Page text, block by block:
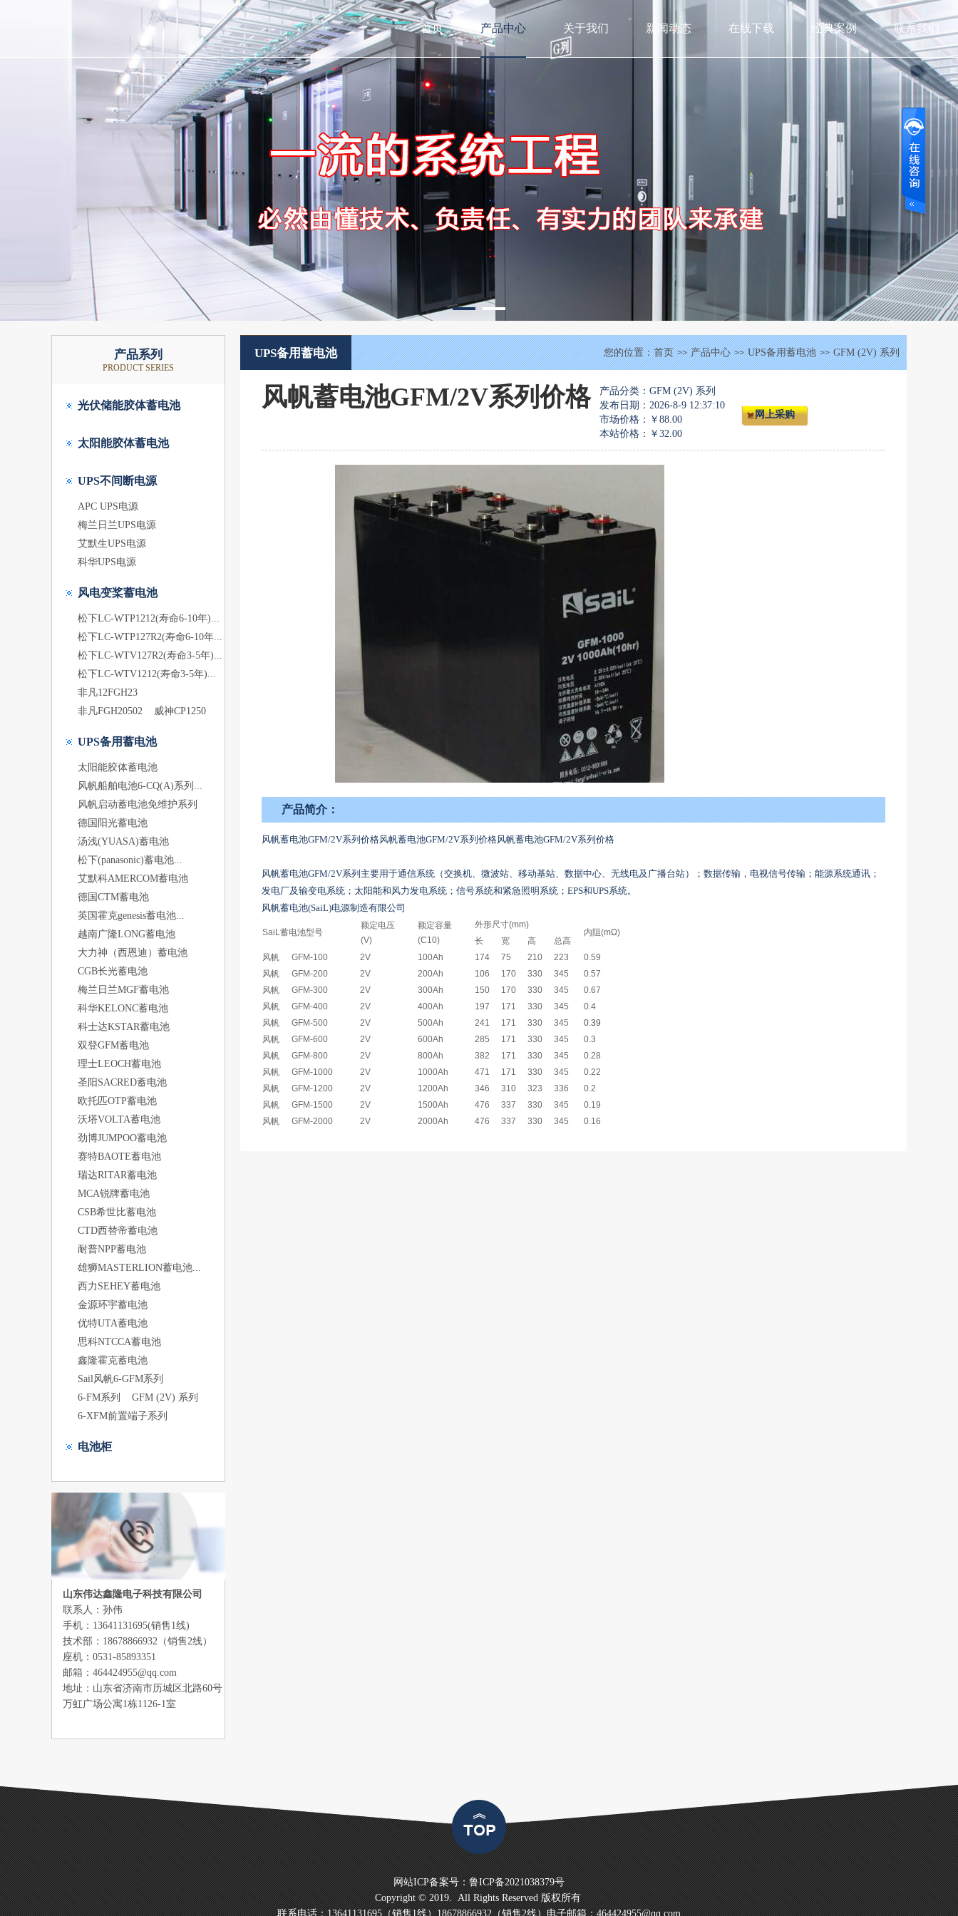
首页 产品中心 关于我们 新闻动态 在线下载 经典案例 联系我们
产品系列
PRODUCT SERIES
光伏储能胶体蓄电池
太阳能胶体蓄电池
UPS不间断电源
APC UPS电源
梅兰日兰UPS电源
艾默生UPS电源
科华UPS电源
风电变桨蓄电池
松下LC-WTP1212(寿命6-10年)...
松下LC-WTP127R2(寿命6-10年...
松下LC-WTV127R2(寿命3-5年)...
松下LC-WTV1212(寿命3-5年)...
非凡12FGH23
非凡FGH20502
威神CP1250
UPS备用蓄电池
太阳能胶体蓄电池
风帆船舶电池6-CQ(A)系列...
风帆启动蓄电池免维护系列
德国阳光蓄电池
汤浅(YUASA)蓄电池
松下(panasonic)蓄电池...
艾默科AMERCOM蓄电池
德国CTM蓄电池
英国霍克genesis蓄电池...
越南广隆LONG蓄电池
大力神（西恩迪）蓄电池
CGB长光蓄电池
梅兰日兰MGF蓄电池
科华KELONC蓄电池
科士达KSTAR蓄电池
双登GFM蓄电池
理士LEOCH蓄电池
圣阳SACRED蓄电池
欧托匹OTP蓄电池
沃塔VOLTA蓄电池
劲博JUMPOO蓄电池
赛特BAOTE蓄电池
瑞达RITAR蓄电池
MCA锐牌蓄电池
CSB希世比蓄电池
CTD西替帝蓄电池
耐普NPP蓄电池
雄狮MASTERLION蓄电池...
西力SEHEY蓄电池
金源环宇蓄电池
优特UTA蓄电池
思科NTCCA蓄电池
鑫隆霍克蓄电池
Sail风帆6-GFM系列
6-FM系列
GFM (2V) 系列
6-XFM前置端子系列
电池柜
山东伟达鑫隆电子科技有限公司
联系人：孙伟
手机：13641131695(销售1线)
技术部：18678866932（销售2线）
座机：0531-85893351
邮箱：464424955@qq.com
地址：山东省济南市历城区北路60号
万虹广场公寓1栋1126-1室
您的位置：首页 >> 产品中心 >> UPS备用蓄电池 >> GFM (2V) 系列
UPS备用蓄电池
风帆蓄电池GFM/2V系列价格
产品分类：GFM (2V) 系列
发布日期：2026-8-9 12:37:10
市场价格： ￥88.00
本站价格： ￥32.00
网上采购
产品简介：
风帆蓄电池GFM/2V系列价格风帆蓄电池GFM/2V系列价格风帆蓄电池GFM/2V系列价格
风帆蓄电池GFM/2V系列主要用于通信系统（交换机、微波站、移动基站、数据中心、无线电及广播台站）；数据传输，电视信号传输；能源系统通讯；
发电厂及输变电系统；太阳能和风力发电系统；信号系统和紧急照明系统；EPS和UPS系统。
风帆蓄电池(SaiL)电源制造有限公司
SaiL蓄电池型号
额定电压
(V)
额定容量
(C10)
外形尺寸(mm)
内阻(mΩ)
长
宽 高
总高
风帆
GFM-100 2V 100Ah 174 75 210 223
0.59
风帆
GFM-200 2V 200Ah 106 170 330 345
0.57
风帆
GFM-300 2V 300Ah 150 170 330 345
0.67
风帆
GFM-400 2V 400Ah 197 171 330 345
0.4
风帆
GFM-500 2V 500Ah 241 171 330 345
0.39
风帆
GFM-600 2V 600Ah 285 171 330 345
0.3
风帆
GFM-800 2V 800Ah 382 171 330 345
0.28
风帆
GFM-1000 2V 1000Ah 471 171 330 345
0.22
风帆
GFM-1200 2V 1200Ah 346 310 323 336
0.2
风帆
GFM-1500 2V 1500Ah 476 337 330 345
0.19
风帆
GFM-2000 2V 2000Ah 476 337 330 345 0.16
网站ICP备案号：鲁ICP备2021038379号
Copyright © 2019. All Rights Reserved 版权所有
联系电话：13641131695（销售1线）18678866932（销售2线）电子邮箱：464424955@qq.com